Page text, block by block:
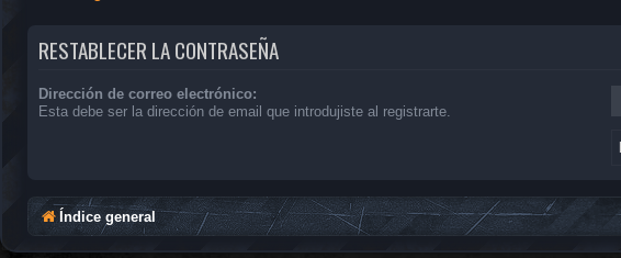
RESTABLECER LA CONTRASEÑA
Dirección de correo electrónico:
Esta debe ser la dirección de email que introdujiste al registrarte.
Índice general